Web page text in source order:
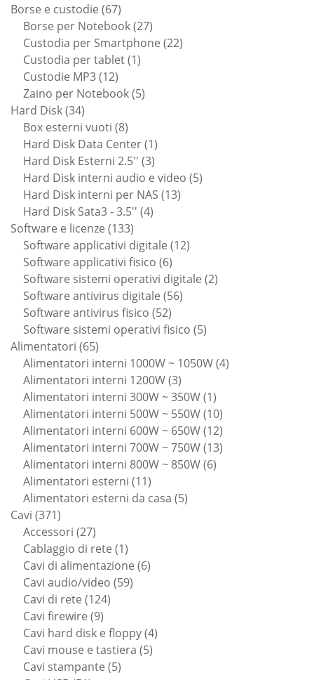
Borse e custodie 6767
prodotti
Borse per Notebook 2727
prodotti
Custodia per Smartphone 2222
Custodia per tablet 11
Custodie MP3 1212
prodotti
Zaino per Notebook 55
Hard Disk 3434
prodotti
Box esterni vuoti 88
prodotti
Hard Disk Data Center 11
prodotto
Hard Disk Esterni 2.5'' 33
prodotti
Hard Disk interni audio e video 55
Hard Disk interni per NAS 1313
Hard Disk Sata3 - 3.5'' 44
Software e licenze 133133
prodotti
Software applicativi digitale 1212
Software applicativi fisico 66
prodotti
Software sistemi operativi digitale 22
Software antivirus digitale 5656
Software antivirus fisico 5252
prodotti
Software sistemi operativi fisico 55
Alimentatori 6565
prodotti
Alimentatori interni 1000W ~ 1050W 44
Alimentatori interni 1200W 33
prodotti
Alimentatori interni 300W ~ 350W 11
prodotto
Alimentatori interni 500W ~ 550W 1010
prodotti
Alimentatori interni 600W ~ 650W 1212
prodotti
Alimentatori interni 700W ~ 750W 1313
Alimentatori interni 800W ~ 850W 66
Alimentatori esterni 1111
prodotti
Alimentatori esterni da casa 55
Cavi 371371
prodotti
Accessori 2727
prodotti
Cablaggio di rete 11
prodotto
Cavi di alimentazione 66
Cavi audio/video 5959
Cavi di rete 124124
Cavi firewire 99
prodotti
Cavi hard disk e floppy 44
Cavi mouse e tastiera 55
Cavi stampante 55